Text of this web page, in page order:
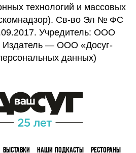
технологий и массовых
Св-во Эл № ФС
Учредитель: ООО
Издатель — ООО «Досуг-
данных)
ВЫСТАВКИ НАШИ ПОДКАСТЫ РЕСТОРАНЫ